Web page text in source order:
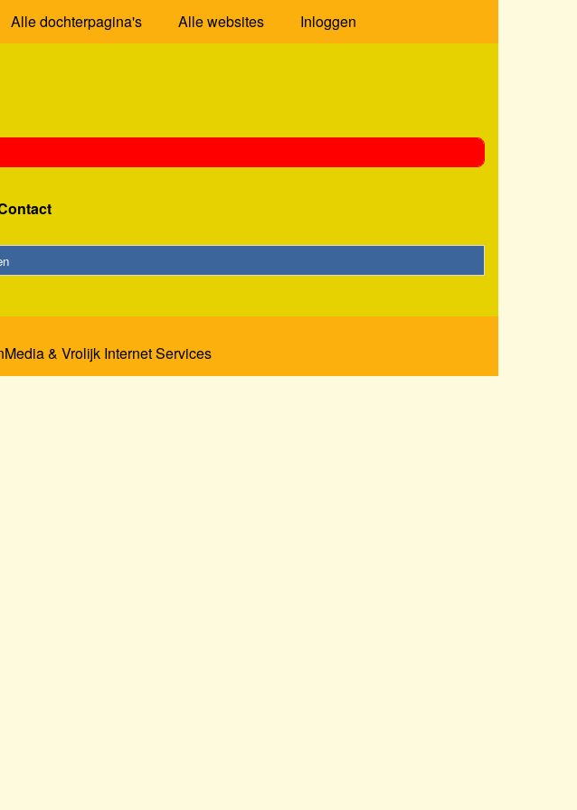
Alle dochterpagina's Alle websites Inloggen
& Vrolijk Internet Services